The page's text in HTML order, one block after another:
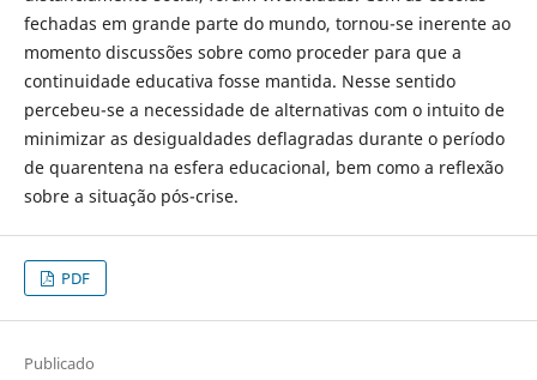
fechadas em grande parte do mundo, tornou-se inerente ao
momento discussões sobre como proceder para que a
continuidade educativa fosse mantida. Nesse sentido
percebeu-se a necessidade de alternativas com o intuito de
minimizar as desigualdades deflagradas durante o período
de quarentena na esfera educacional, bem como a reflexão
sobre a situação pós-crise.
PDF
Publicado